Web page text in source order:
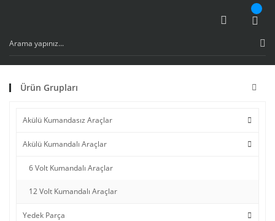
Ürün Grupları
Akülü Kumandasız Araçlar
Akülü Kumandalı Araçlar
6 Volt Kumandalı Araçlar
12 Volt Kumandalı Araçlar
Yedek Parça